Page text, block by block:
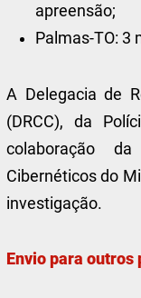
apreensão;
Palmas-TO: 3
A Delegacia de
(DRCC), da
colaboração
Cibernéticos do
investigação.
Envio para outros